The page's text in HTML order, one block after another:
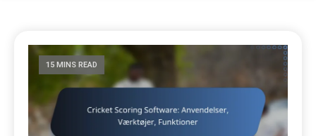
15 MINS READ